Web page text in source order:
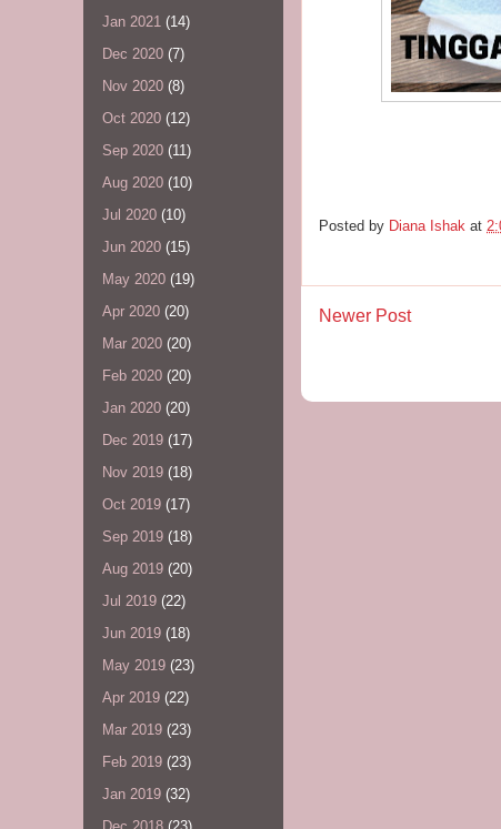
Posted by Diana Ishak at
Newer Post
Jan 2021 (14)
Dec 2020 (7)
Nov 2020 (8)
Oct 2020 (12)
Sep 2020 (11)
Aug 2020 (10)
Jul 2020 (10)
Jun 2020 (15)
May 2020 (19)
Apr 2020 (20)
Mar 2020 (20)
Feb 2020 (20)
Jan 2020 (20)
Dec 2019 (17)
Nov 2019 (18)
Oct 2019 (17)
Sep 2019 (18)
Aug 2019 (20)
Jul 2019 (22)
Jun 2019 (18)
May 2019 (23)
Apr 2019 (22)
Mar 2019 (23)
Feb 2019 (23)
Jan 2019 (32)